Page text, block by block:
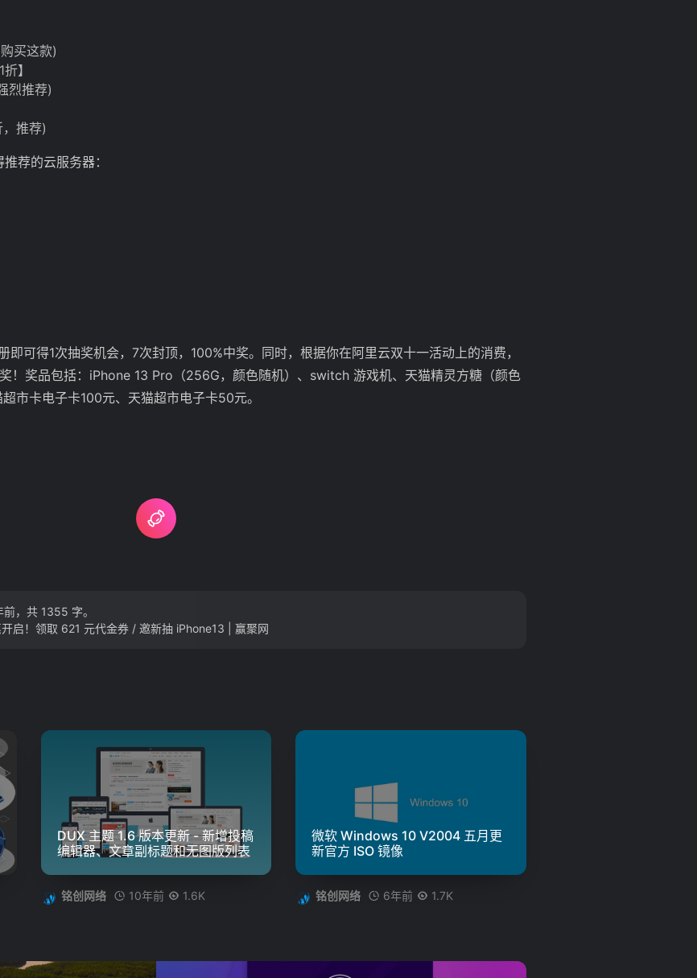
买这款)
】
烈推荐)
推荐)
荐的云服务器：
即可得1次抽奖机会，7次封顶，100%中奖。同时，根据你在阿里云双十一活动上的消费，
！奖品包括：iPhone 13 Pro（256G，颜色随机）、switch 游戏机、天猫精灵方糖（颜色
市卡电子卡100元、天猫超市电子卡50元。
，共 1355 字。
启！领取 621 元代金券 / 邀新抽 iPhone13 | 赢聚网
DUX 主题 1.6 版本更新 - 新增投稿
编辑器、文章副标题和无图版列表
铭创网络 10年前 1.6K
微软 Windows 10 V2004 五月更
新官方 ISO 镜像
铭创网络 6年前 1.7K